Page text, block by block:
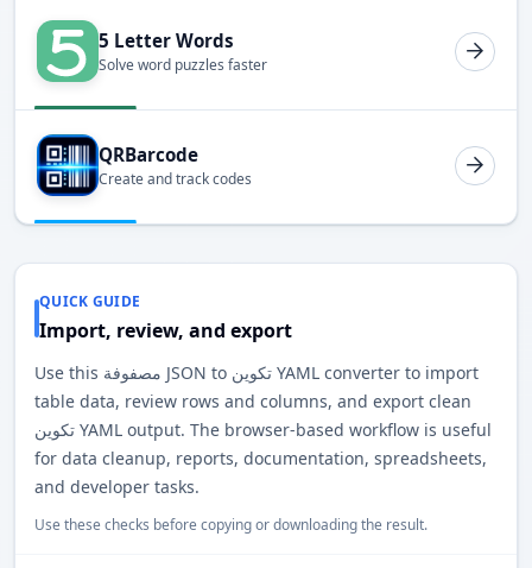
5 Letter Words
Solve word puzzles faster
QRBarcode
Create and track codes
QUICK GUIDE
Import, review, and export
Use this مصفوفة JSON to تكوين YAML converter to import
table data, review rows and columns, and export clean
تكوين YAML output. The browser-based workflow is useful
for data cleanup, reports, documentation, spreadsheets,
and developer tasks.
Use these checks before copying or downloading the result.